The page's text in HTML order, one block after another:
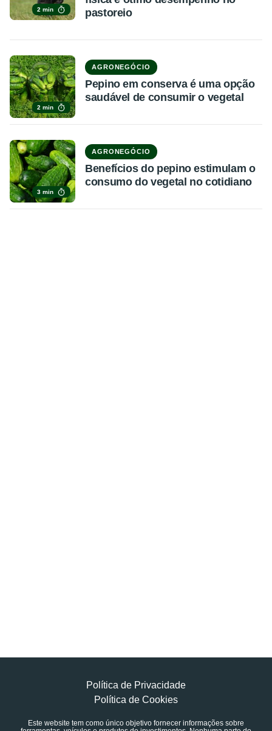
2 min
pastoreio
2 min
AGRONEGÓCIO
Pepino em conserva é uma opção
saudável de consumir o vegetal
3 min
AGRONEGÓCIO
Benefícios do pepino estimulam o
consumo do vegetal no cotidiano
Política de Privacidade
Política de Cookies
Este website tem como único objetivo fornecer informações sobre